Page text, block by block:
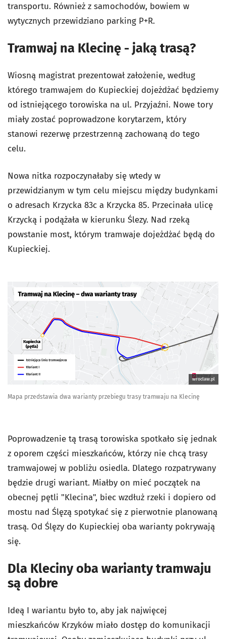
transportu. Również z samochodów, bowiem w
wytycznych przewidziano parking P+R.
Tramwaj na Klecinę - jaką trasą?
Wiosną magistrat prezentował założenie, według
którego tramwajem do Kupieckiej dojeżdżać będziemy
od istniejącego torowiska na ul. Przyjaźni. Nowe tory
miały zostać poprowadzone korytarzem, który
stanowi rezerwę przestrzenną zachowaną do tego
celu.
Nowa nitka rozpoczynałaby się wtedy w
przewidzianym w tym celu miejscu między budynkami
o adresach Krzycka 83c a Krzycka 85. Przecinała ulicę
Krzycką i podążała w kierunku Ślezy. Nad rzeką
powstanie most, którym tramwaje dojeżdżać będą do
Kupieckiej.
wroclaw.pl
Mapa przedstawia dwa warianty przebiegu trasy tramwaju na Klecinę
Poprowadzenie tą trasą torowiska spotkało się jednak
z oporem części mieszkańców, którzy nie chcą trasy
tramwajowej w pobliżu osiedla. Dlatego rozpatrywany
będzie drugi wariant. Miałby on mieć początek na
obecnej pętli "Klecina", biec wzdłuż rzeki i dopiero od
mostu nad Ślęzą spotykać się z pierwotnie planowaną
trasą. Od Ślęzy do Kupieckiej oba warianty pokrywają
się.
Dla Kleciny oba warianty tramwaju
są dobre
Ideą I wariantu było to, aby jak najwięcej
mieszkańców Krzyków miało dostęp do komunikacji